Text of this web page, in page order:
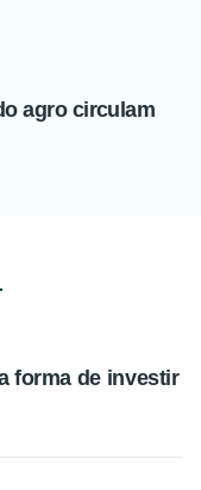
agro circulam
forma de investir